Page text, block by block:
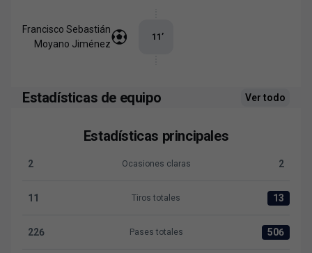
Francisco Sebastián
Moyano Jiménez
11’
Estadísticas de equipo Ver todo
Estadísticas principales
Ocasiones claras:CD Lugo 2 versus Levante UD 2
2 Ocasiones claras 2
Tiros totales:CD Lugo 11 versus Levante UD 13
11 Tiros totales 13
Pases totales:CD Lugo 226 versus Levante UD 506
226 Pases totales 506